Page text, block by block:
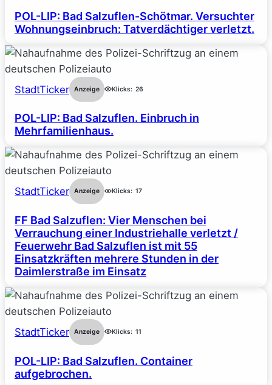
POL-LIP: Bad Salzuflen-Schötmar. Versuchter
Wohnungseinbruch: Tatverdächtiger verletzt.
StadtTicker Anzeige Klicks: 26
POL-LIP: Bad Salzuflen. Einbruch in
Mehrfamilienhaus.
StadtTicker Anzeige Klicks: 17
FF Bad Salzuflen: Vier Menschen bei
Verrauchung einer Industriehalle verletzt /
Feuerwehr Bad Salzuflen ist mit 55
Einsatzkräften mehrere Stunden in der
Daimlerstraße im Einsatz
StadtTicker Anzeige Klicks: 11
POL-LIP: Bad Salzuflen. Container
aufgebrochen.